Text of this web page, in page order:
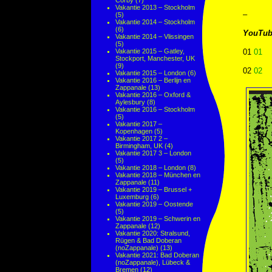
Vakantie 2013 – Stockholm
(5)
Vakantie 2014 – Stockholm
(6)
Vakantie 2014 – Vlissingen
(5)
Vakantie 2015 – Gatley,
Stockport, Manchester, UK
(9)
Vakantie 2015 – London (6)
Vakantie 2016 – Berlijn en
Zappanale (13)
Vakantie 2016 – Oxford &
Aylesbury (8)
Vakantie 2016 – Stockholm
(5)
Vakantie 2017 –
Kopenhagen (5)
Vakantie 2017 2 –
Birmingham, UK (4)
Vakantie 2017 3 – London
(5)
Vakantie 2018 – London (8)
Vakantie 2018 – München en
Zappanale (11)
Vakantie 2019 – Brussel +
Luxemburg (6)
Vakantie 2019 – Oostende
(5)
Vakantie 2019 – Schwerin en
Zappanale (12)
Vakantie 2020: Stralsund,
Rügen & Bad Doberan
(noZappanale) (13)
Vakantie 2021: Bad Doberan
(noZappanale), Lübeck &
Bremen (12)
–
01 01
02 02